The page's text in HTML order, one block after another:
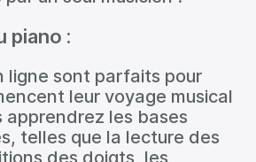
piano :
ligne sont parfaits pour
leur voyage musical
apprendrez les bases
telles que la lecture des
des doigts, les